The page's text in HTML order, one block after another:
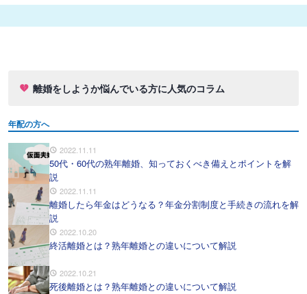
離婚をしようか悩んでいる方に人気のコラム
年配の方へ
2022.11.11
50代・60代の熟年離婚、知っておくべき備えとポイントを解
説
2022.11.11
離婚したら年金はどうなる？年金分割制度と手続きの流れを解
説
2022.10.20
終活離婚とは？熟年離婚との違いについて解説
2022.10.21
死後離婚とは？熟年離婚との違いについて解説